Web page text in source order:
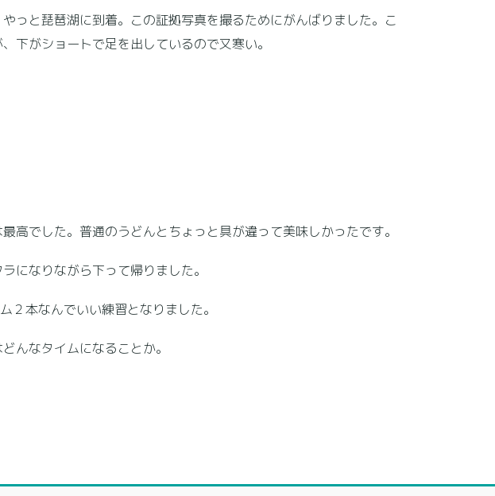
っと琵琶湖に到着。この証拠写真を撮るためにがんばりました。こ
下がショートで足を出しているので又寒い。
でした。普通のうどんとちょっと具が違って美味しかったです。
になりながら下って帰りました。
本なんでいい練習となりました。
んなタイムになることか。